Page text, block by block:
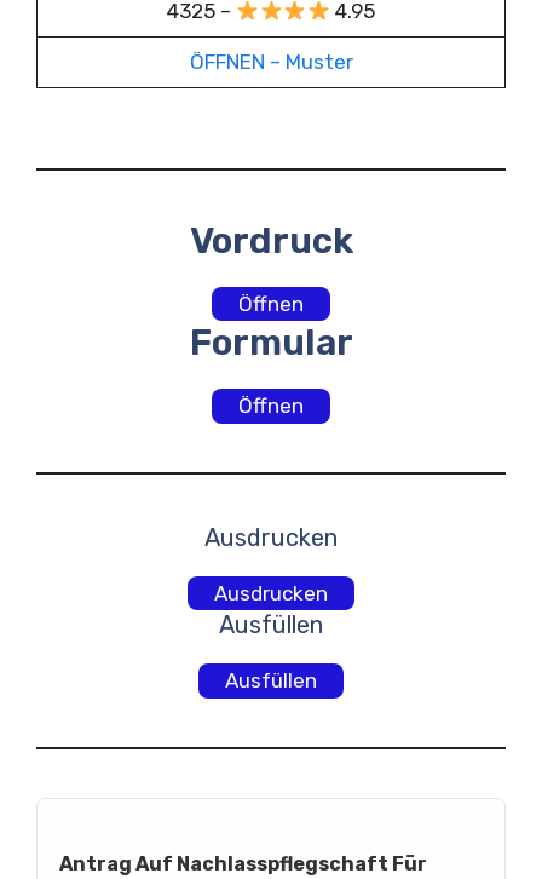
4325 – 4.95
ÖFFNEN – Muster
Vordruck
Öffnen
Formular
Öffnen
Ausdrucken
Ausdrucken
Ausfüllen
Ausfüllen
Antrag Auf Nachlasspflegschaft Für